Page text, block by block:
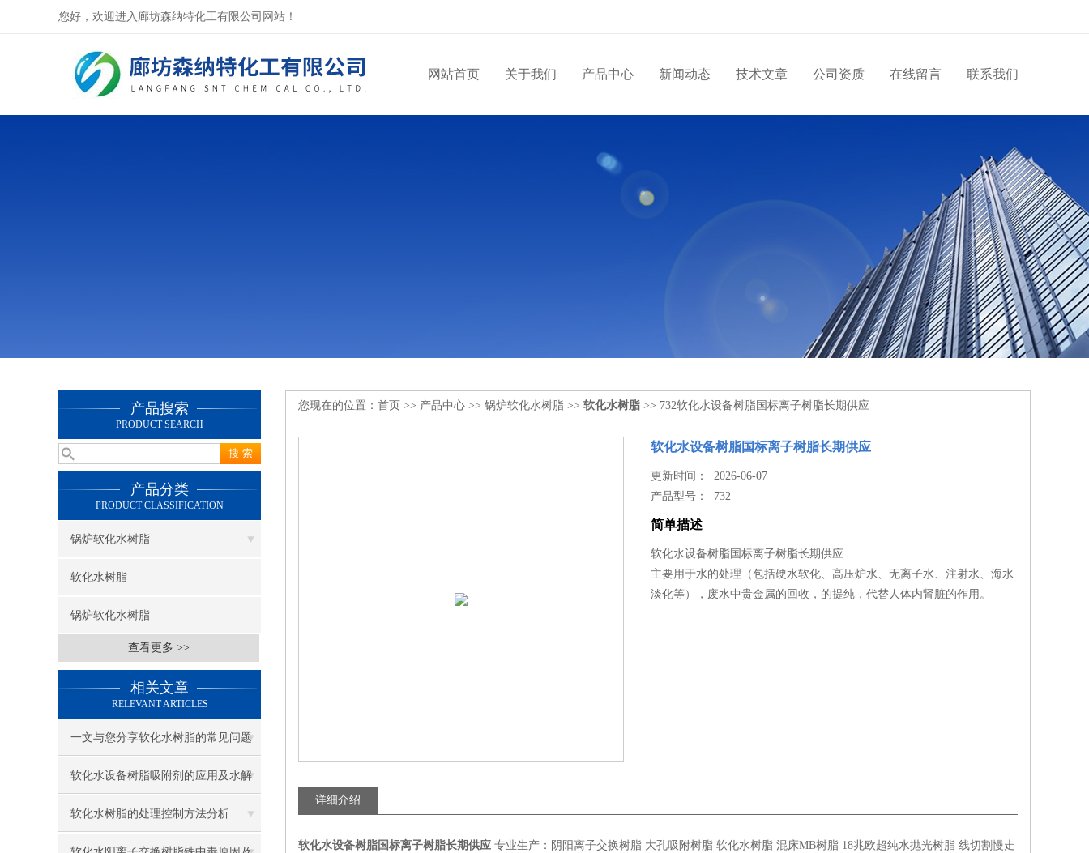
您好，欢迎进入廊坊森纳特化工有限公司网站！
网站首页 关于我们 产品中心 新闻动态 技术文章 公司资质 在线留言 联系我们
产品搜索
PRODUCT SEARCH
产品分类
PRODUCT CLASSIFICATION
锅炉软化水树脂
软化水树脂
锅炉软化水树脂
查看更多 >>
相关文章
RELEVANT ARTICLES
一文与您分享软化水树脂的常见问题
相应解决方法
软化水设备树脂吸附剂的应用及水解
反应
软化水树脂的处理控制方法分析
您现在的位置： 首页 >> 产品中心 >> 锅炉软化水树脂 >> 软化水树脂 >> 732软化水设备树脂国标离子树脂长期供应
软化水设备树脂国标离子树脂长期供应
更新时间： 2026-06-07
产品型号： 732
简单描述
软化水设备树脂国标离子树脂长期供应
主要用于水的处理（包括硬水软化、高压炉水、无离子水、注射水、海水
淡化等），废水中贵金属的回收，的提纯，代替人体内肾脏的作用。
详细介绍
软化水设备树脂国标离子树脂长期供应 专业生产：阴阳离子交换树脂 大孔吸附树脂 软化水树脂 混床MB树脂 18兆欧超纯水抛光树脂 线切割慢走